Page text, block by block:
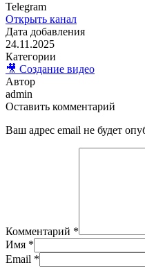
Telegram
Открыть канал
Дата добавления
24.11.2025
Категории
🎥 Создание видео
Автор
admin
Оставить комментарий
Ваш адрес email не будет
Комментарий *
Имя *
Email *